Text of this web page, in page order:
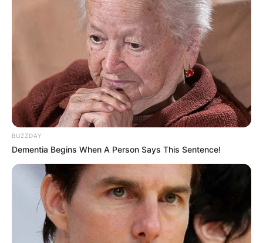
BUZZDAY
Dementia Begins When A Person Says This Sentence!